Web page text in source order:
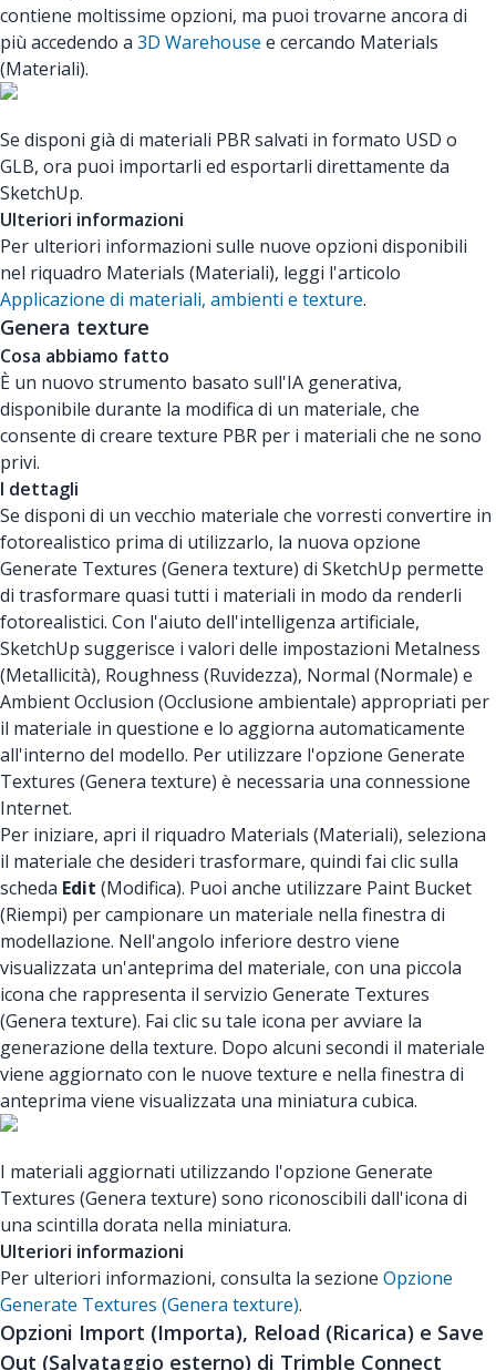
contiene moltissime opzioni, ma puoi trovarne ancora di
più accedendo a 3D Warehouse e cercando Materials
(Materiali).
Se disponi già di materiali PBR salvati in formato USD o
GLB, ora puoi importarli ed esportarli direttamente da
SketchUp.
Ulteriori informazioni
Per ulteriori informazioni sulle nuove opzioni disponibili
nel riquadro Materials (Materiali), leggi l'articolo
Applicazione di materiali, ambienti e texture.
Genera texture
Cosa abbiamo fatto
È un nuovo strumento basato sull'IA generativa,
disponibile durante la modifica di un materiale, che
consente di creare texture PBR per i materiali che ne sono
privi.
I dettagli
Se disponi di un vecchio materiale che vorresti convertire in
fotorealistico prima di utilizzarlo, la nuova opzione
Generate Textures (Genera texture) di SketchUp permette
di trasformare quasi tutti i materiali in modo da renderli
fotorealistici. Con l'aiuto dell'intelligenza artificiale,
SketchUp suggerisce i valori delle impostazioni Metalness
(Metallicità), Roughness (Ruvidezza), Normal (Normale) e
Ambient Occlusion (Occlusione ambientale) appropriati per
il materiale in questione e lo aggiorna automaticamente
all'interno del modello. Per utilizzare l'opzione Generate
Textures (Genera texture) è necessaria una connessione
Internet.
Per iniziare, apri il riquadro Materials (Materiali), seleziona
il materiale che desideri trasformare, quindi fai clic sulla
scheda Edit (Modifica). Puoi anche utilizzare Paint Bucket
(Riempi) per campionare un materiale nella finestra di
modellazione. Nell'angolo inferiore destro viene
visualizzata un'anteprima del materiale, con una piccola
icona che rappresenta il servizio Generate Textures
(Genera texture). Fai clic su tale icona per avviare la
generazione della texture. Dopo alcuni secondi il materiale
viene aggiornato con le nuove texture e nella finestra di
anteprima viene visualizzata una miniatura cubica.
I materiali aggiornati utilizzando l'opzione Generate
Textures (Genera texture) sono riconoscibili dall'icona di
una scintilla dorata nella miniatura.
Ulteriori informazioni
Per ulteriori informazioni, consulta la sezione Opzione
Generate Textures (Genera texture).
Opzioni Import (Importa), Reload (Ricarica) e Save
Out (Salvataggio esterno) di Trimble Connect